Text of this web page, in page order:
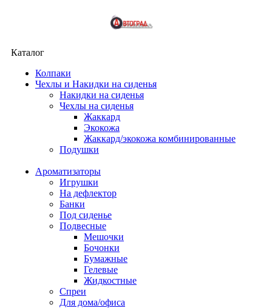
Каталог
Колпаки
Чехлы и Накидки на сиденья
Накидки на сиденья
Чехлы на сиденья
Жаккард
Экокожа
Жаккард/экокожа комбинированные
Подушки
Ароматизаторы
Игрушки
На дефлектор
Банки
Под сиденье
Подвесные
Мешочки
Бочонки
Бумажные
Гелевые
Жидкостные
Спреи
Для дома/офиса